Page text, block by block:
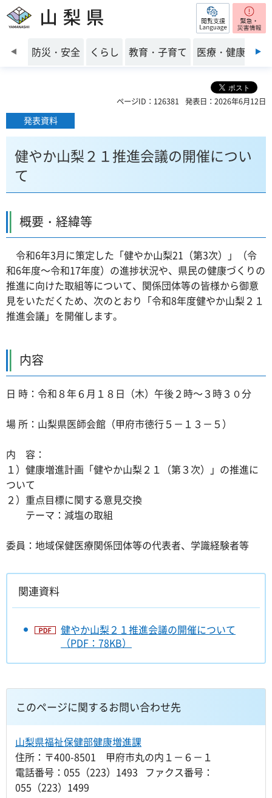
山梨県 閲覧支援
前のスライドを表示
防災・安全 くらし 教育・子育て 医療・健康・福
ページID：126381 発表日：2026年6月12日
発表資料
健やか山梨２１推進会議の開催につい
て
概要・経緯等
令和6年3月に策定した「健やか山梨21（第3次）」（令
和6年度～令和17年度）の進捗状況や、県民の健康づくりの
推進に向けた取組等について、関係団体等の皆様から御意
見をいただくため、次のとおり「令和8年度健やか山梨２１
推進会議」を開催します。
内容
日 時：令和８年６月１８日（木）午後２時～３時３０分
場 所：山梨県医師会館（甲府市徳行５－１３－５）
内 容：
１）健康増進計画「健やか山梨２１（第３次）」の推進に
ついて
２）重点目標に関する意見交換
テーマ：減塩の取組
委員：地域保健医療関係団体等の代表者、学識経験者等
関連資料
健やか山梨２１推進会議の開催について
（PDF：78KB）
このページに関するお問い合わせ先
山梨県福祉保健部健康増進課
住所：〒400-8501 甲府市丸の内１－６－１
電話番号：055（223）1493 ファクス番号：
055（223）1499